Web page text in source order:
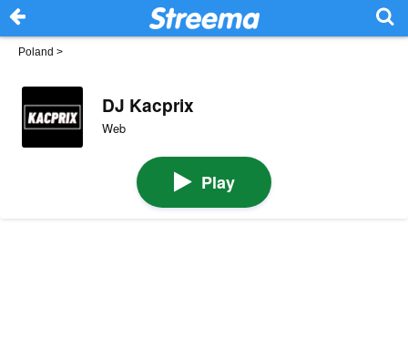
Poland >
DJ Kacprix
Web
Play